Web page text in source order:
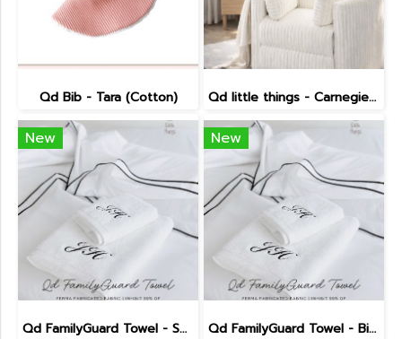
Qd Bib - Tara (Cotton) Qd little things - Carnegie Electric Recliner
New
Qd FamilyGuard Towel - Small Size 38x81cm
New
Qd FamilyGuard Towel - Big Size 70x140cm